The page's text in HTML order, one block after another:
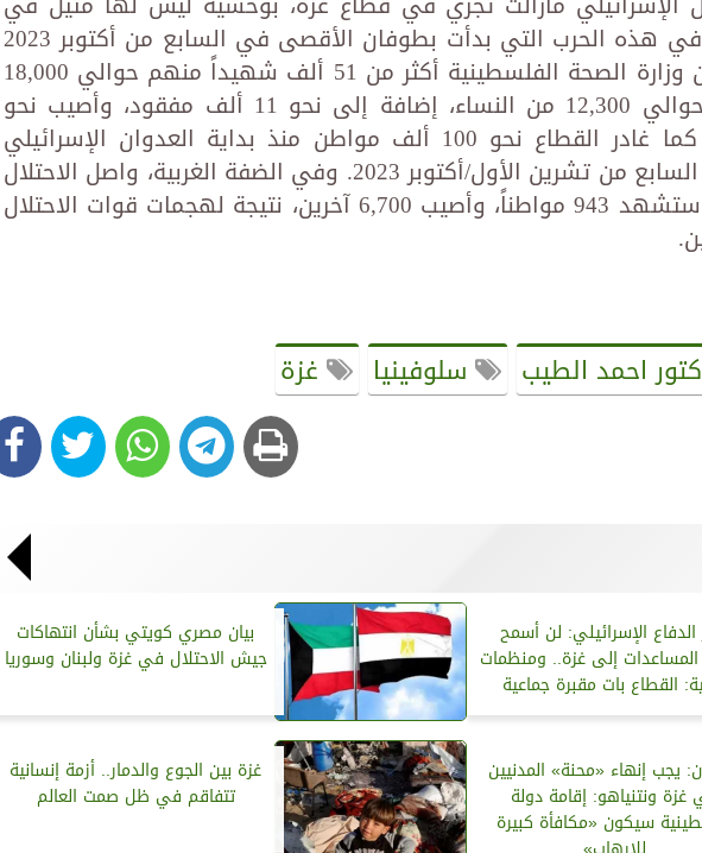
الحروب، فقد استشهد في هذه الحرب التي بدأت بطوفان الأقصى في السابع من أكتوبر 2023
وفقاً للأرقام الصادرة عن وزارة الصحة الفلسطينية أكثر من 51 ألف شهيداً منهم حوالي 18,000
شهيداً من الأطفال، وحوالي 12,300 من النساء، إضافة إلى نحو 11 ألف مفقود، وأصيب نحو
120,000 مواطناً آخرين كما غادر القطاع نحو 100 ألف مواطن منذ بداية العدوان الإسرائيلي
الغاشم والمتواصل منذ السابع من تشرين الأول/أكتوبر 2023. وفي الضفة الغربية، واصل الاحتلال
الإسرائيلي عدوانه؛ إذ استشهد 943 مواطناً، وأصيب 6,700 آخرين، نتيجة لهجمات قوات الاحتلال
احمد الطيب سلوفينيا غزة
الدفاع الإسرائيلي: لن أسمح
إلى غزة.. ومنظمات
القطاع بات مقبرة جماعية
بيان مصري كويتي بشأن انتهاكات
جيش الاحتلال في غزة ولبنان وسوريا
يجب إنهاء «محنة» المدنيين
غزة ونتنياهو: إقامة دولة
سيكون «مكافأة كبيرة
غزة بين الجوع والدمار.. أزمة إنسانية
تتفاقم في ظل صمت العالم